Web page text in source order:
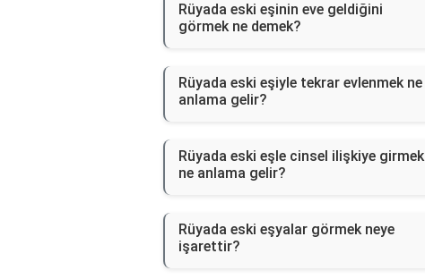
Rüyada eski eşinin eve geldiğini
görmek ne demek?
Rüyada eski eşiyle tekrar evlenmek ne
anlama gelir?
Rüyada eski eşle cinsel ilişkiye girmek
ne anlama gelir?
Rüyada eski eşyalar görmek neye
işarettir?